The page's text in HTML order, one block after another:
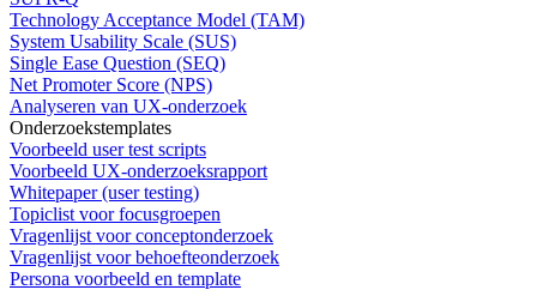
Technology Acceptance Model (TAM)
System Usability Scale (SUS)
Single Ease Question (SEQ)
Net Promoter Score (NPS)
Analyseren van UX-onderzoek
Onderzoekstemplates
Voorbeeld user test scripts
Voorbeeld UX-onderzoeksrapport
Whitepaper (user testing)
Topiclist voor focusgroepen
Vragenlijst voor conceptonderzoek
Vragenlijst voor behoefteonderzoek
Persona voorbeeld en template